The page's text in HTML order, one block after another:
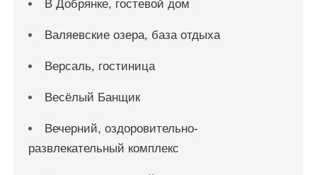
В Добрянке, гостевой дом
Валяевские озера, база отдыха
Версаль, гостиница
Весёлый Банщик
Вечерний, оздоровительно-
развлекательный комплекс